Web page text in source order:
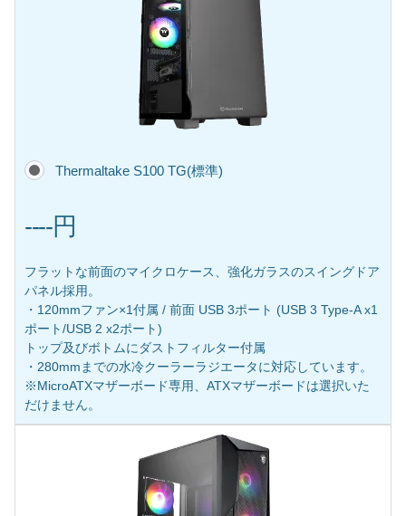
Thermaltake S100 TG(標準)
----円
フラットな前面のマイクロケース、強化ガラスのスイングドア
パネル採用。
・120mmファン×1付属 / 前面 USB 3ポート (USB 3 Type-A x1
ポート/USB 2 x2ポート)
トップ及びボトムにダストフィルター付属
・280mmまでの水冷クーラーラジエータに対応しています。
※MicroATXマザーボード専用、ATXマザーボードは選択いた
だけません。